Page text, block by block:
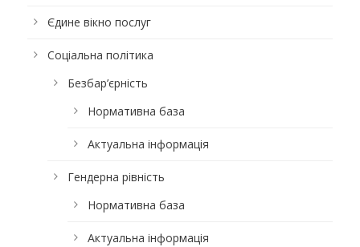
Єдине вікно послуг
Соціальна політика
Безбар’єрність
Нормативна база
Актуальна інформація
Гендерна рівність
Нормативна база
Актуальна інформація